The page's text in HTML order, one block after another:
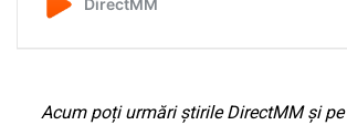
Acum poți urmări știrile DirectMM și pe